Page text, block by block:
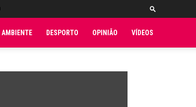
AMBIENTE DESPORTO OPINIÃO VÍDEOS